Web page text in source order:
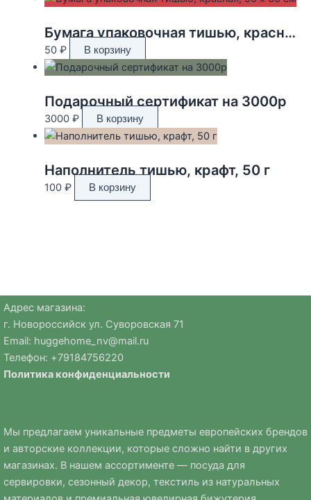
Бумага упаковочная тишью, красная, 50 х 66 см
50 ₽ В корзину
Подарочный сертификат на 3000р
3000 ₽ В корзину
Наполнитель тишью, крафт, 50 г
100 ₽ В корзину
Адрес магазина:
г. Новороссийск ул. Суворовская 71
Email: huggehome_nv@mail.ru
Телефон: +79184756220
Политика конфиденциальности
Мы предлагаем уникальные предметы европейских брендов
и авторские коллекции, которые сложно найти в других
магазинах. В нашем ассортименте — посуда для
сервировки, сезонный декор, текстиль из натуральных